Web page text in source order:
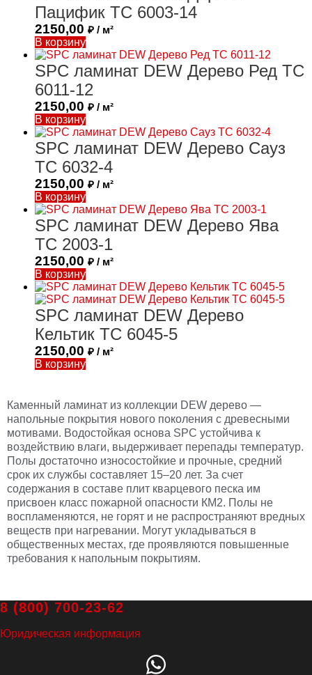
Пацифик ТС 6003-14
2150,00 ₽ / м²
В корзину
SPC ламинат DEW Дерево Ред ТС
6011-12
2150,00 ₽ / м²
В корзину
SPC ламинат DEW Дерево Сауз
ТС 6032-4
2150,00 ₽ / м²
В корзину
SPC ламинат DEW Дерево Ява
ТС 2003-1
2150,00 ₽ / м²
В корзину
SPC ламинат DEW Дерево
Кельтик ТС 6045-5
2150,00 ₽ / м²
В корзину
Каменный ламинат из коллекции DEW дерево —
напольные покрытия нового поколения с древесными
мотивами. Водостойкая основа SPC устойчива к
воздействию влаги, выдерживает перепады температур.
Полы достаточно износостойкие и прочные, средний
срок их службы составляет 15–20 лет. За счет
содержания в составе плит кварцевого песка им
присвоен класс пожарной опасности КМ2. Полы не
воспламеняются, не горят и не распространяют вредных
веществ при нагревании. Могут укладываться в
общественных местах, где проявляются повышенные
требования к напольным покрытиям.
8 (800) 700-23-62
Юридическая информация